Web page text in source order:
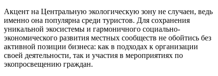
Акцент на Центральную экологическую зону не случаен, ведь
именно она популярна среди туристов. Для сохранения
уникальной экосистемы и гармоничного социально-
экономического развития местных сообществ не обойтись без
активной позиции бизнеса: как в подходах к организации
своей деятельности, так и участия в мероприятиях по
экопросвещению граждан.